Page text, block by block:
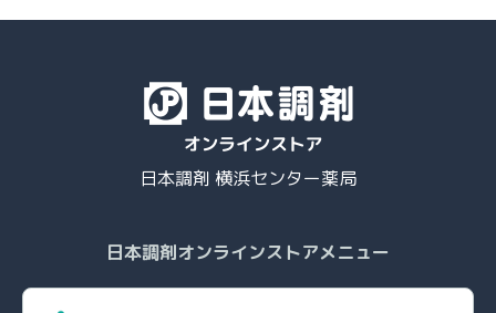
日本調剤 横浜センター薬局
日本調剤オンラインストアメニュー